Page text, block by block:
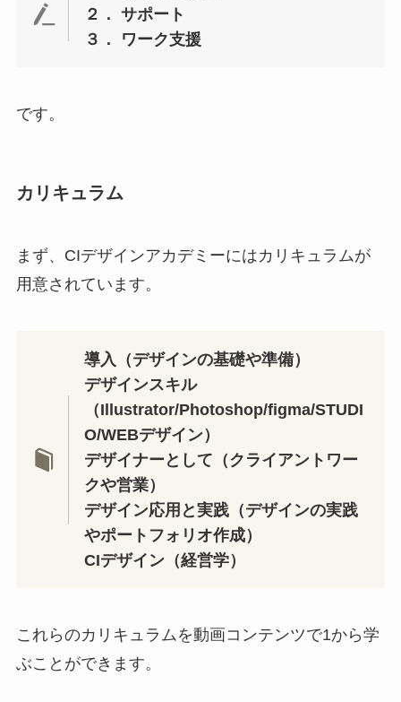
２． サポート
３． ワーク支援
です。
カリキュラム
まず、CIデザインアカデミーにはカリキュラムが
用意されています。
導入（デザインの基礎や準備）
デザインスキル
（Illustrator/Photoshop/figma/STUDI
O/WEBデザイン）
デザイナーとして（クライアントワー
クや営業）
デザイン応用と実践（デザインの実践
やポートフォリオ作成）
CIデザイン（経営学）
これらのカリキュラムを動画コンテンツで1から学
ぶことができます。